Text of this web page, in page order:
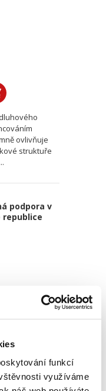
funkcí
využíváme
ovlivňuje
struktuře
podpora v
republice
je, přes
ekonomickou